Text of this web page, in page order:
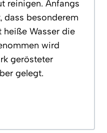
reinigen. Anfangs
dass besonderem
heiße Wasser die
wird
gerösteter
gelegt.